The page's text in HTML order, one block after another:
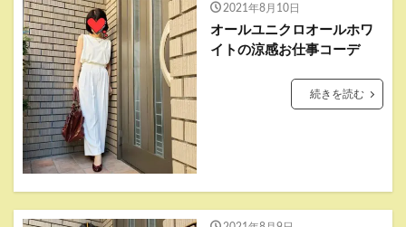
2021年8月10日
オールユニクロオールホワ
イトの涼感お仕事コーデ
続きを読む